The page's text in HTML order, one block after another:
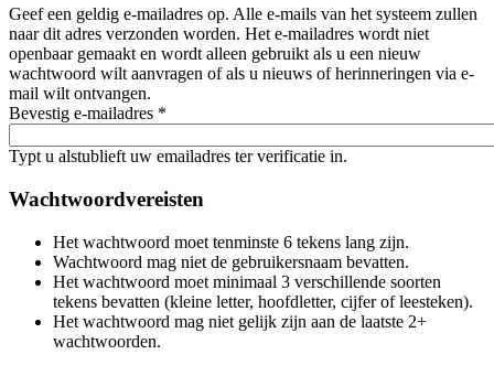
Geef een geldig e-mailadres op. Alle e-mails van het systeem zullen
naar dit adres verzonden worden. Het e-mailadres wordt niet
openbaar gemaakt en wordt alleen gebruikt als u een nieuw
wachtwoord wilt aanvragen of als u nieuws of herinneringen via e-
mail wilt ontvangen.
Bevestig e-mailadres *
Typt u alstublieft uw emailadres ter verificatie in.
Wachtwoordvereisten
Het wachtwoord moet tenminste 6 tekens lang zijn.
Wachtwoord mag niet de gebruikersnaam bevatten.
Het wachtwoord moet minimaal 3 verschillende soorten
tekens bevatten (kleine letter, hoofdletter, cijfer of leesteken).
Het wachtwoord mag niet gelijk zijn aan de laatste 2+
wachtwoorden.